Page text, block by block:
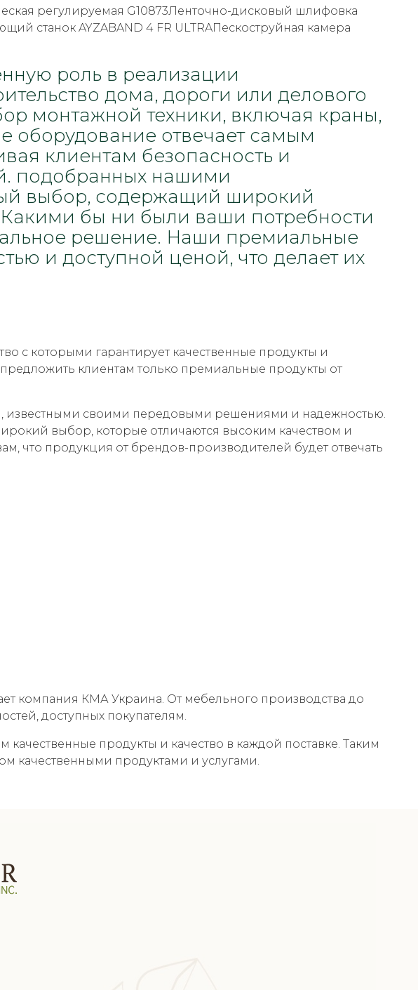
регулируемая G10873Ленточно-дисковый шлифовка
станок AYZABAND 4 FR ULTRAПескоструйная камера
роль в реализации
дома, дороги или делового
монтажной техники, включая краны,
оборудование отвечает самым
клиентам безопасность и
подобранных нашими
выбор, содержащий широкий
Какими бы ни были ваши потребности
решение. Наши премиальные
и доступной ценой, что делает их
с которыми гарантирует качественные продукты и
клиентам только премиальные продукты от
известными своими передовыми решениями и надежностью.
выбор, которые отличаются высоким качеством и
что продукция от брендов-производителей будет отвечать
компания КМА Украина. От мебельного производства до
доступных покупателям.
продукты и качество в каждой поставке. Таким
качественными продуктами и услугами.